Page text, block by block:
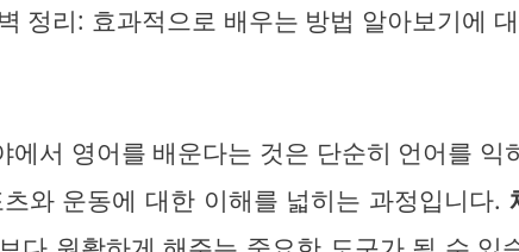
정리: 효과적으로 배우는 방법 알아보기에
에서 영어를 배운다는 것은 단순히 언어를 익
와 운동에 대한 이해를 넓히는 과정입니다.